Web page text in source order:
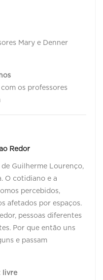
Mary e Denner
os professores
Redor
Guilherme Lourenço,
O cotidiano e a
percebidos,
afetados por espaços.
pessoas diferentes
Por que então uns
e passam
livre